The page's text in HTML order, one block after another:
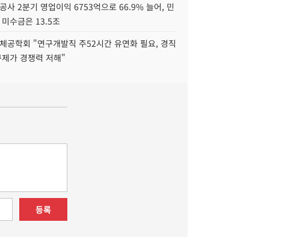
사 2분기 영업이익 6753억으로 66.9% 늘어, 민
수금은 13.5조
공학회 "연구개발직 주52시간 유연화 필요, 경직
가 경쟁력 저해"
등록